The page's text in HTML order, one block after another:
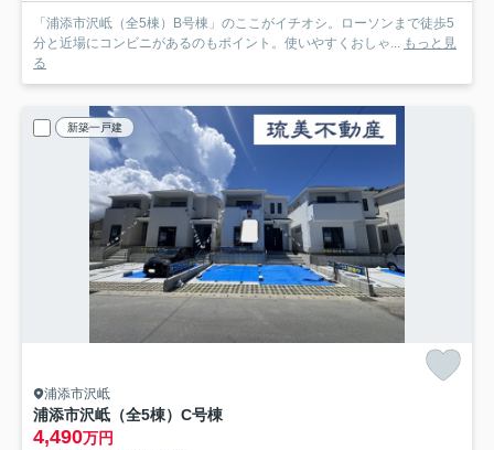
「浦添市沢岻（全5棟）B号棟」のここがイチオシ。ローソンまで徒歩5
分と近場にコンビニがあるのもポイント。使いやすくおしゃ... もっと見
る
新築一戸建
浦添市沢岻
浦添市沢岻（全5棟）C号棟
4,490万円